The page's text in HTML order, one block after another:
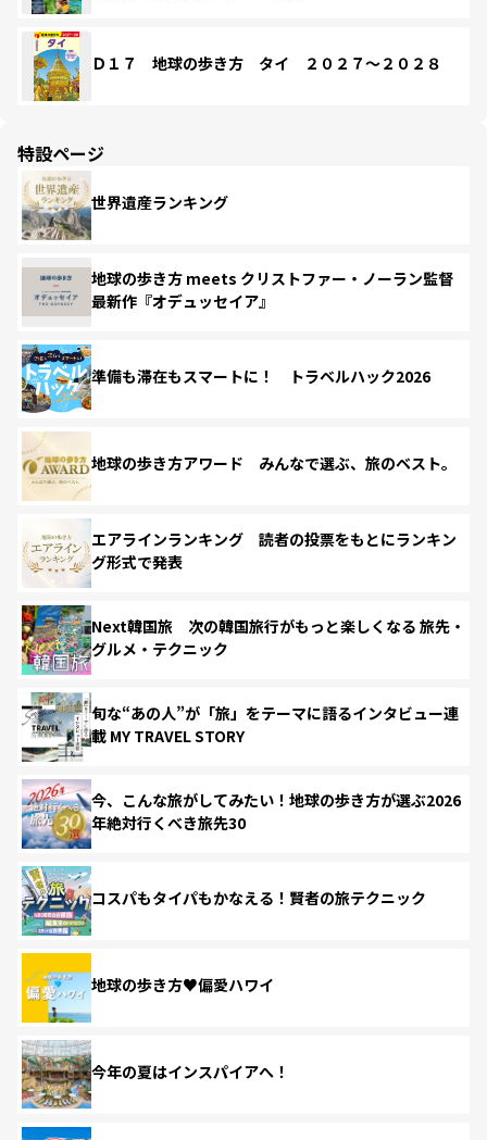
Ｄ１７ 地球の歩き方 タイ ２０２７～２０２８
特設ページ
世界遺産ランキング
地球の歩き方 meets クリストファー・ノーラン監督
最新作『オデュッセイア』
準備も滞在もスマートに！ トラベルハック2026
地球の歩き方アワード みんなで選ぶ、旅のベスト。
エアラインランキング 読者の投票をもとにランキン
グ形式で発表
Next韓国旅 次の韓国旅行がもっと楽しくなる 旅先・
グルメ・テクニック
旬な“あの人”が「旅」をテーマに語るインタビュー連
載 MY TRAVEL STORY
今、こんな旅がしてみたい！地球の歩き方が選ぶ2026
年絶対行くべき旅先30
コスパもタイパもかなえる！賢者の旅テクニック
地球の歩き方♥偏愛ハワイ
今年の夏はインスパイアへ！